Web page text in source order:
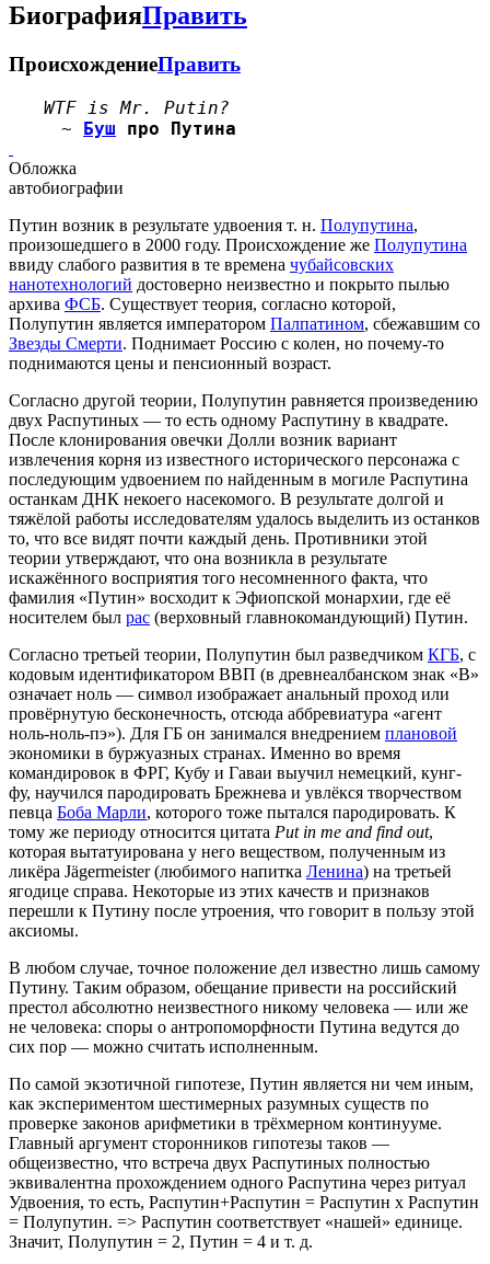
БиографияПравить
ПроисхождениеПравить
WTF is Mr. Putin?
~ Буш про Путина
Обложка
автобиографии
Путин возник в результате удвоения т. н. Полупутина,
произошедшего в 2000 году. Происхождение же Полупутина
ввиду слабого развития в те времена чубайсовских
нанотехнологий достоверно неизвестно и покрыто пылью
архива ФСБ. Существует теория, согласно которой,
Полупутин является императором Палпатином, сбежавшим со
Звезды Смерти. Поднимает Россию с колен, но почему-то
поднимаются цены и пенсионный возраст.
Согласно другой теории, Полупутин равняется произведению
двух Распутиных — то есть одному Распутину в квадрате.
После клонирования овечки Долли возник вариант
извлечения корня из известного исторического персонажа с
последующим удвоением по найденным в могиле Распутина
останкам ДНК некоего насекомого. В результате долгой и
тяжёлой работы исследователям удалось выделить из останков
то, что все видят почти каждый день. Противники этой
теории утверждают, что она возникла в результате
искажённого восприятия того несомненного факта, что
фамилия «Путин» восходит к Эфиопской монархии, где её
носителем был рас (верховный главнокомандующий) Путин.
Согласно третьей теории, Полупутин был разведчиком КГБ, с
кодовым идентификатором ВВП (в древнеалбанском знак «В»
означает ноль — символ изображает анальный проход или
провёрнутую бесконечность, отсюда аббревиатура «агент
ноль-ноль-пэ»). Для ГБ он занимался внедрением плановой
экономики в буржуазных странах. Именно во время
командировок в ФРГ, Кубу и Гаваи выучил немецкий, кунг-
фу, научился пародировать Брежнева и увлёкся творчеством
певца Боба Марли, которого тоже пытался пародировать. К
тому же периоду относится цитата Put in me and find out,
которая вытатуирована у него веществом, полученным из
ликёра Jägermeister (любимого напитка Ленина) на третьей
ягодице справа. Некоторые из этих качеств и признаков
перешли к Путину после утроения, что говорит в пользу этой
аксиомы.
В любом случае, точное положение дел известно лишь самому
Путину. Таким образом, обещание привести на российский
престол абсолютно неизвестного никому человека — или же
не человека: споры о антропоморфности Путина ведутся до
сих пор — можно считать исполненным.
По самой экзотичной гипотезе, Путин является ни чем иным,
как экспериментом шестимерных разумных существ по
проверке законов арифметики в трёхмерном континууме.
Главный аргумент сторонников гипотезы таков —
общеизвестно, что встреча двух Распутиных полностью
эквивалентна прохождением одного Распутина через ритуал
Удвоения, то есть, Распутин+Распутин = Распутин х Распутин
= Полупутин. => Распутин соответствует «нашей» единице.
Значит, Полупутин = 2, Путин = 4 и т. д.